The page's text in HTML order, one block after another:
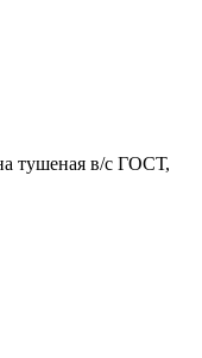
тушеная в/с ГОСТ,